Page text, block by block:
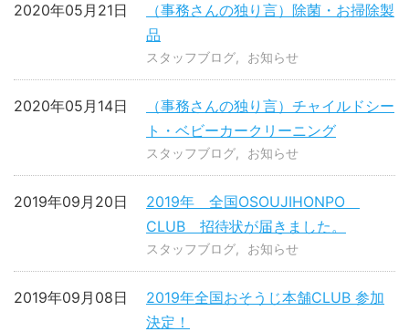
（事務さんの独り言）除菌・お掃除製
品
2020年05月21日
スタッフブログ お知らせ
（事務さんの独り言）チャイルドシー
ト・ベビーカークリーニング
2020年05月14日
スタッフブログ お知らせ
2019年 全国OSOUJIHONPO
CLUB 招待状が届きました。
2019年09月20日
スタッフブログ お知らせ
2019年全国おそうじ本舗CLUB 参加
決定！
2019年09月08日